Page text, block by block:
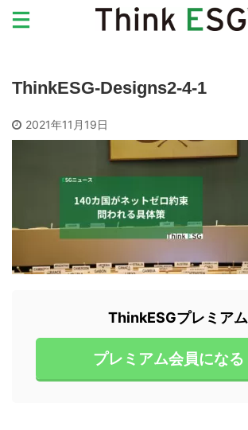
ThinkESG-Designs2-4-1
2021年11月19日
ThinkESGプレミアム
プレミアム会員になる